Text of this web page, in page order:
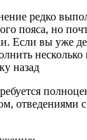
редко
пояса, но
Если вы уже
назад
отведениями